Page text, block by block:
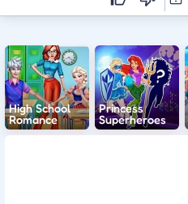
High School
Romance
Princess
Superheroes